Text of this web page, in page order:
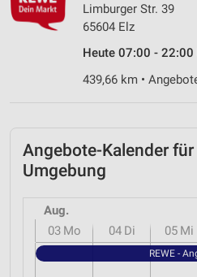
Limburger Str. 39
65604 Elz
Heute 07:00 - 22:00
439,66 km •
Angebote-Kalender für
Umgebung
Aug.
03 Mo 04 Di 05 Mi
REWE -